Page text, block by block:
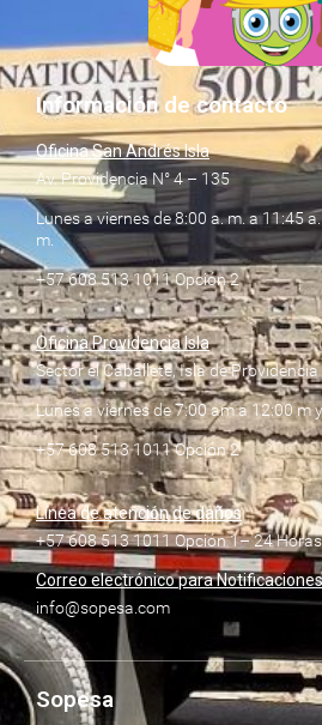
Información de contacto
Oficina San Andrés Isla
Av. Providencia N° 4 – 135
Lunes a viernes de 8:00 a. m. a 11:45
m.
+57 608 513 1011 Opción 2
Oficina Providencia Isla
Sector el Caballete, Isla de Providencia
Lunes a viernes de 7:00 am a 12:00 m
+57 608 513 1011 Opción 2
Línea de atención de daños
+57 608 513 1011 Opción 1– 24 Horas
Correo electrónico para
info@sopesa.com
Sopesa